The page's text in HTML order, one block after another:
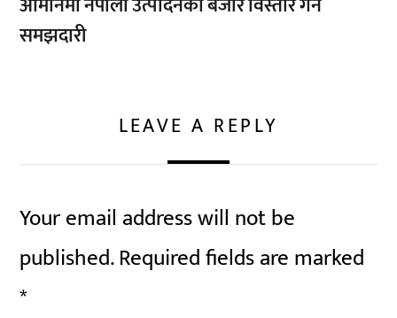
समझदारी
LEAVE A REPLY
Your email address will not be
published.Required fields are marked
*